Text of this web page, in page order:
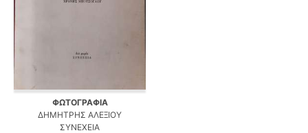
ΦΩΤΟΓΡΑΦΙΑ
ΔΗΜΗΤΡΗΣ ΑΛΕΞΙΟΥ
ΣΥΝΕΧΕΙΑ